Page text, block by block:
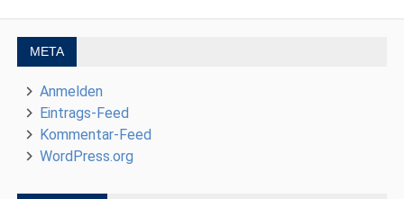
META
Anmelden
Eintrags-Feed
Kommentar-Feed
WordPress.org